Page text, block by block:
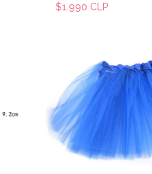
$1.990 CLP